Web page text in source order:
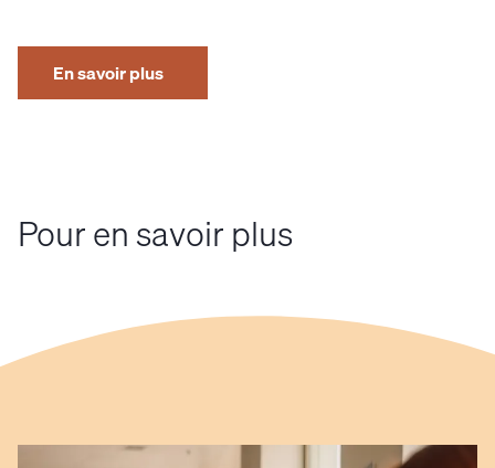
En savoir plus
Pour en savoir plus